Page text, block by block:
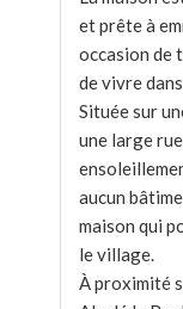
et prête à
occasion de
de vivre
Située sur
une large
aucun
maison qui
le village.
À proximité